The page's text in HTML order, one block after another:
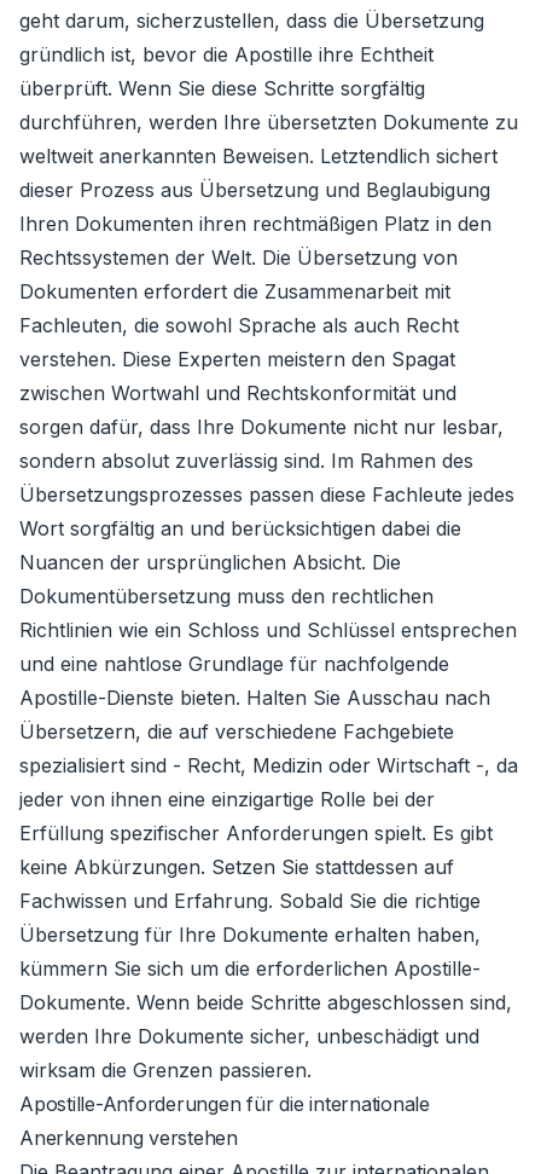
geht darum, sicherzustellen, dass die Übersetzung
gründlich ist, bevor die Apostille ihre Echtheit
überprüft. Wenn Sie diese Schritte sorgfältig
durchführen, werden Ihre übersetzten Dokumente zu
weltweit anerkannten Beweisen. Letztendlich sichert
dieser Prozess aus Übersetzung und Beglaubigung
Ihren Dokumenten ihren rechtmäßigen Platz in den
Rechtssystemen der Welt. Die Übersetzung von
Dokumenten erfordert die Zusammenarbeit mit
Fachleuten, die sowohl Sprache als auch Recht
verstehen. Diese Experten meistern den Spagat
zwischen Wortwahl und Rechtskonformität und
sorgen dafür, dass Ihre Dokumente nicht nur lesbar,
sondern absolut zuverlässig sind. Im Rahmen des
Übersetzungsprozesses passen diese Fachleute jedes
Wort sorgfältig an und berücksichtigen dabei die
Nuancen der ursprünglichen Absicht. Die
Dokumentübersetzung muss den rechtlichen
Richtlinien wie ein Schloss und Schlüssel entsprechen
und eine nahtlose Grundlage für nachfolgende
Apostille-Dienste bieten. Halten Sie Ausschau nach
Übersetzern, die auf verschiedene Fachgebiete
spezialisiert sind - Recht, Medizin oder Wirtschaft -, da
jeder von ihnen eine einzigartige Rolle bei der
Erfüllung spezifischer Anforderungen spielt. Es gibt
keine Abkürzungen. Setzen Sie stattdessen auf
Fachwissen und Erfahrung. Sobald Sie die richtige
Übersetzung für Ihre Dokumente erhalten haben,
kümmern Sie sich um die erforderlichen Apostille-
Dokumente. Wenn beide Schritte abgeschlossen sind,
werden Ihre Dokumente sicher, unbeschädigt und
wirksam die Grenzen passieren.
Apostille-Anforderungen für die internationale
Anerkennung verstehen